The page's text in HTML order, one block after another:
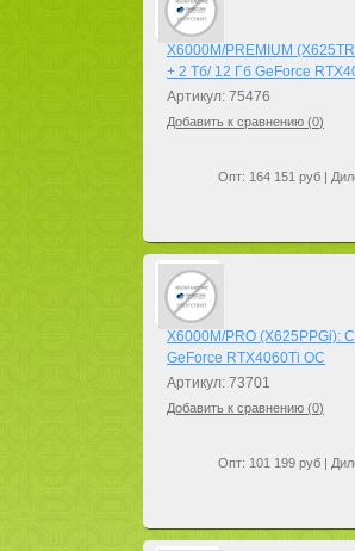
X6000M/PREMIUM
+ 2 Тб/ 12 Гб GeForce
Артикул: 75476
Добавить к сравнению (0)
Опт: 164 151 руб |
X6000M/PRO (X625PPGi):
GeForce RTX4060Ti OC
Артикул: 73701
Добавить к сравнению (0)
Опт: 101 199 руб |